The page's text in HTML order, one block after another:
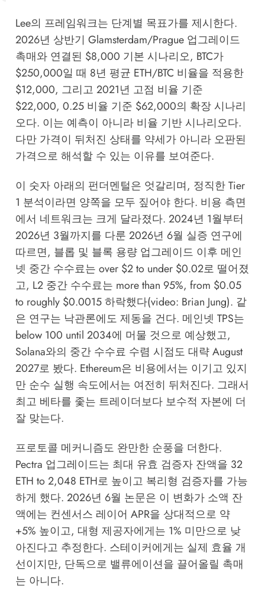
Lee의 프레임워크는 단계별 목표가를 제시한다.
2026년 상반기 Glamsterdam/Prague 업그레이드
촉매와 연결된 $8,000 기본 시나리오, BTC가
$250,000일 때 8년 평균 ETH/BTC 비율을 적용한
$12,000, 그리고 2021년 고점 비율 기준
$22,000, 0.25 비율 기준 $62,000의 확장 시나리
오다. 이는 예측이 아니라 비율 기반 시나리오다.
다만 가격이 뒤처진 상태를 약세가 아니라 오판된
가격으로 해석할 수 있는 이유를 보여준다.
이 숫자 아래의 펀더멘털은 엇갈리며, 정직한 Tier
1 분석이라면 양쪽을 모두 짚어야 한다. 비용 측면
에서 네트워크는 크게 달라졌다. 2024년 1월부터
2026년 3월까지를 다룬 2026년 6월 실증 연구에
따르면, 블롭 및 블록 용량 업그레이드 이후 메인
넷 중간 수수료는 over $2 to under $0.02로 떨어졌
고, L2 중간 수수료는 more than 95%, from $0.05
to roughly $0.0015 하락했다(video: Brian Jung). 같
은 연구는 낙관론에도 제동을 건다. 메인넷 TPS는
below 100 until 2034에 머물 것으로 예상했고,
Solana와의 중간 수수료 수렴 시점도 대략 August
2027로 봤다. Ethereum은 비용에서는 이기고 있지
만 순수 실행 속도에서는 여전히 뒤처진다. 그래서
최고 베타를 좇는 트레이더보다 보수적 자본에 더
잘 맞는다.
프로토콜 메커니즘도 완만한 순풍을 더한다.
Pectra 업그레이드는 최대 유효 검증자 잔액을 32
ETH to 2,048 ETH로 높이고 복리형 검증자를 가능
하게 했다. 2026년 6월 논문은 이 변화가 소액 잔
액에는 컨센서스 레이어 APR을 상대적으로 약
+5% 높이고, 대형 제공자에게는 1% 미만으로 낮
아진다고 추정한다. 스테이커에게는 실제 효율 개
선이지만, 단독으로 밸류에이션을 끌어올릴 촉매
는 아니다.